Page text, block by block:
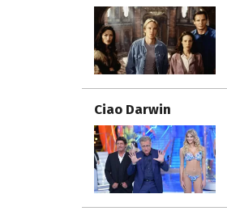
Ciao Darwin